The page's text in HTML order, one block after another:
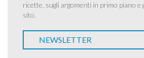
ricette, sugli argomenti in primo piano e
sito.
NEWSLETTER